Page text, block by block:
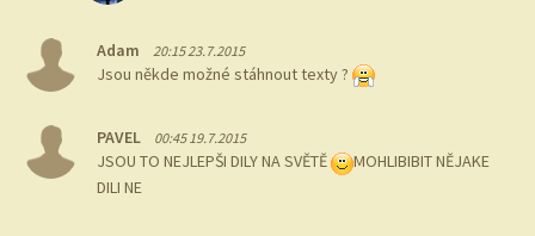
Adam 20:15 23.7.2015
Jsou někde možné stáhnout texty ?
PAVEL 00:45 19.7.2015
JSOU TO NEJLEPŠI DILY NA SVĚTĚ
MOHLIBIBIT NĚJAKE
DILI NE